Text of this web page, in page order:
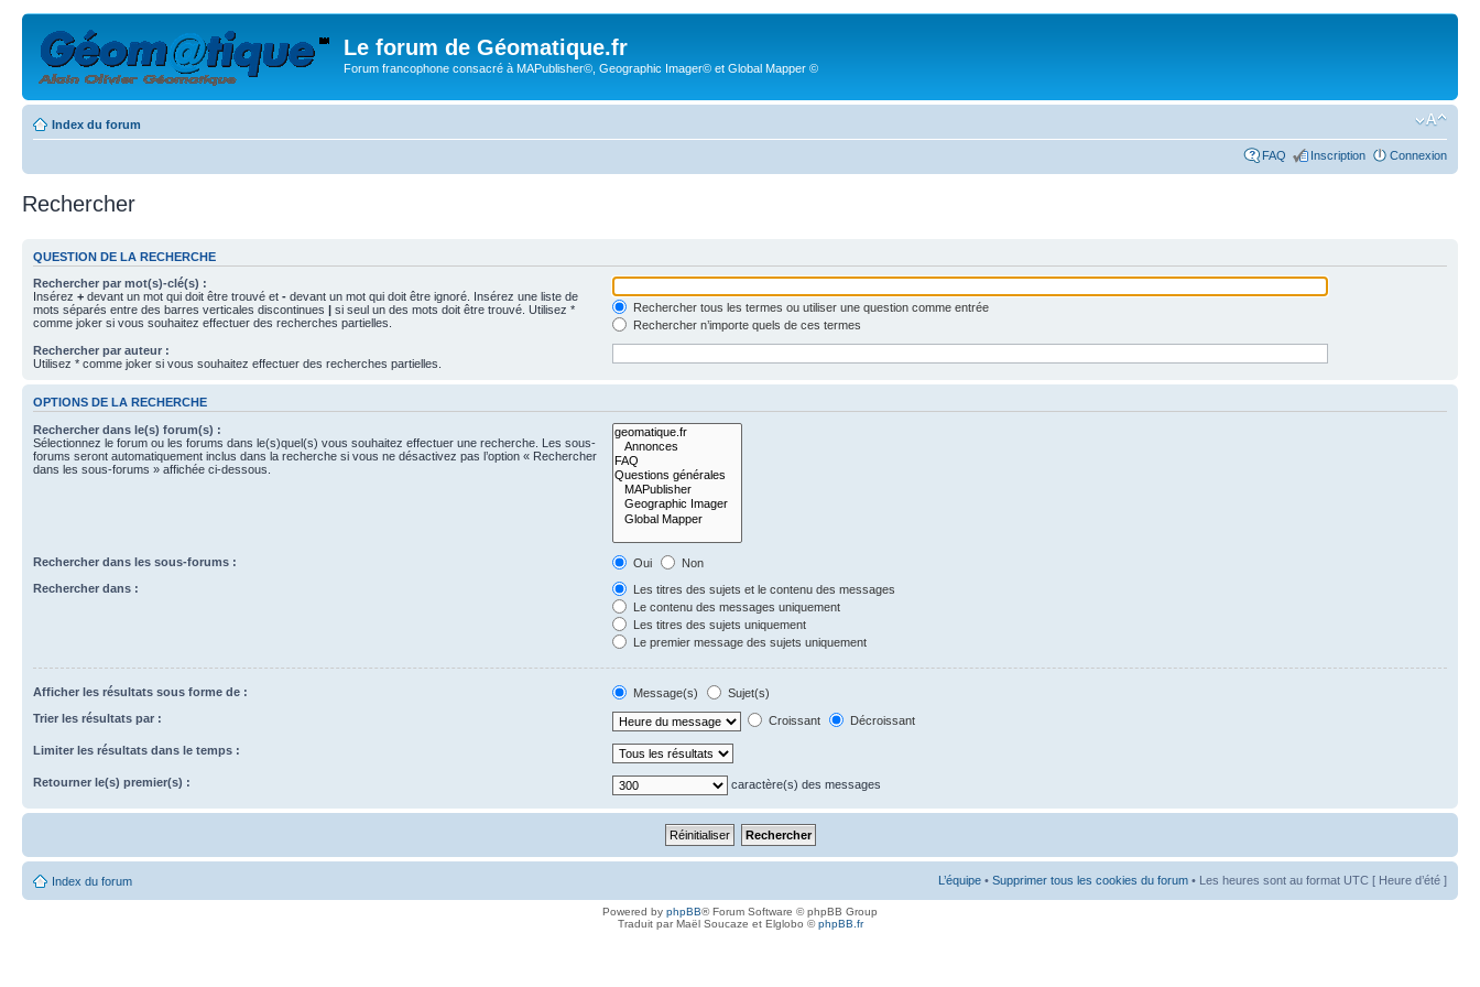
Le forum de Géomatique.fr
Forum francophone consacré à MAPublisher©, Geographic Imager© et Global Mapper ©
Index du forum
FAQ Inscription Connexion
Rechercher
QUESTION DE LA RECHERCHE
Rechercher par mot(s)-clé(s) :
Insérez + devant un mot qui doit être trouvé et - devant un mot qui doit être ignoré. Insérez une liste de
mots séparés entre des barres verticales discontinues | si seul un des mots doit être trouvé. Utilisez *
comme joker si vous souhaitez effectuer des recherches partielles.
Rechercher tous les termes ou utiliser une question comme entrée
Rechercher n’importe quels de ces termes
Rechercher par auteur :
Utilisez * comme joker si vous souhaitez effectuer des recherches partielles.
OPTIONS DE LA RECHERCHE
Rechercher dans le(s) forum(s) :
Sélectionnez le forum ou les forums dans le(s)quel(s) vous souhaitez effectuer une recherche. Les sous-
forums seront automatiquement inclus dans la recherche si vous ne désactivez pas l’option « Rechercher
dans les sous-forums » affichée ci-dessous.
Rechercher dans les sous-forums : Oui
Non
Rechercher dans :
Les titres des sujets et le contenu des messages
Le contenu des messages uniquement
Les titres des sujets uniquement
Le premier message des sujets uniquement
Afficher les résultats sous forme de : Message(s)
Sujet(s)
Trier les résultats par :
Croissant Décroissant
Limiter les résultats dans le temps :
Retourner le(s) premier(s) : caractère(s) des messages
Index du forum L’équipe • Supprimer tous les cookies du forum • Les heures sont au format UTC [ Heure d’été ]
Powered by phpBB® Forum Software © phpBB Group
Traduit par Maël Soucaze et Elglobo ©phpBB.fr